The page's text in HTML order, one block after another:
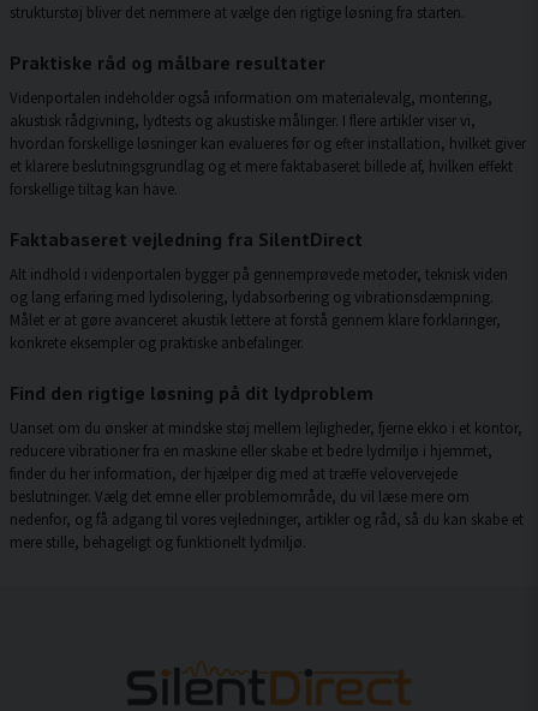
strukturstøj bliver det nemmere at vælge den rigtige løsning fra starten.
Praktiske råd og målbare resultater
Videnportalen indeholder også information om materialevalg, montering,
akustisk rådgivning, lydtests og akustiske målinger. I flere artikler viser vi,
hvordan forskellige løsninger kan evalueres før og efter installation, hvilket giver
et klarere beslutningsgrundlag og et mere faktabaseret billede af, hvilken effekt
forskellige tiltag kan have.
Faktabaseret vejledning fra SilentDirect
Alt indhold i videnportalen bygger på gennemprøvede metoder, teknisk viden
og lang erfaring med lydisolering, lydabsorbering og vibrationsdæmpning.
Målet er at gøre avanceret akustik lettere at forstå gennem klare forklaringer,
konkrete eksempler og praktiske anbefalinger.
Find den rigtige løsning på dit lydproblem
Uanset om du ønsker at mindske støj mellem lejligheder, fjerne ekko i et kontor,
reducere vibrationer fra en maskine eller skabe et bedre lydmiljø i hjemmet,
finder du her information, der hjælper dig med at træffe velovervejede
beslutninger. Vælg det emne eller problemområde, du vil læse mere om
nedenfor, og få adgang til vores vejledninger, artikler og råd, så du kan skabe et
mere stille, behageligt og funktionelt lydmiljø.